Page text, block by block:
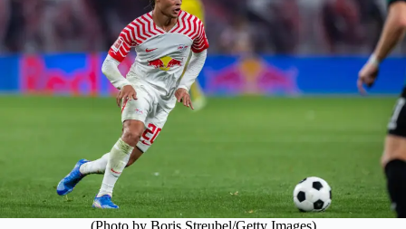
(Photo by Boris Streubel/Getty Images)